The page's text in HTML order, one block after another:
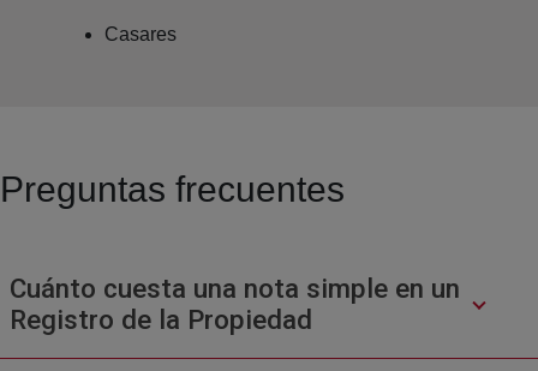
Casares
Preguntas frecuentes
Cuánto cuesta una nota simple en un
Registro de la Propiedad